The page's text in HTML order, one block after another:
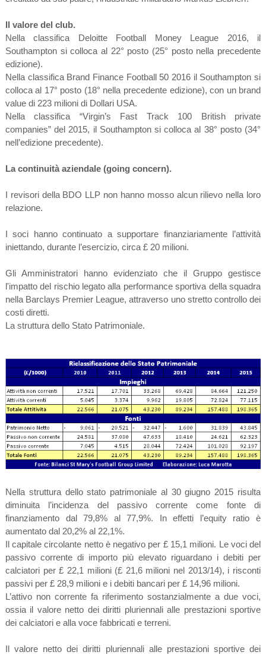
Il valore del club.
Nella classifica Deloitte Football Money League 2016, il
Southampton si colloca al 22° posto (25° posto nella precedente
edizione).
Nella classifica Brand Finance Football 50 2016 il Southampton si
colloca al 17° posto (18° nella precedente edizione), con un brand
value di 223 milioni di Dollari USA.
Nella classifica “Virgin’s Fast Track 100 British private
companies” del 2015, il Southampton si colloca al 38° posto (34°
nell’edizione precedente).
La continuità aziendale (going concern).
I revisori della BDO LLP non hanno mosso alcun rilievo nella loro
relazione.
I soci hanno continuato a supportare finanziariamente l’attività
iniettando, durante l’esercizio, circa £ 20 milioni.
Gli Amministratori hanno evidenziato che il Gruppo gestisce
l'impatto del rischio legato alla performance sportiva della squadra
nella Barclays Premier League, attraverso uno stretto controllo dei
costi diretti.
La struttura dello Stato Patrimoniale.
Nella struttura dello stato patrimoniale al 30 giugno 2015 risulta
diminuita l’incidenza del passivo corrente come fonte di
finanziamento dal 79,8% al 77,9%. In effetti l’equity ratio è
aumentato dal 20,2% al 22,1%.
Il capitale circolante netto è negativo per £ 15,1 milioni. Le voci del
passivo corrente di importo più elevato riguardano i debiti per
calciatori per £ 22,1 milioni (£ 21,6 milioni nel 2013/14), i risconti
passivi per £ 28,9 milioni e i debiti bancari per £ 14,96 milioni.
L’attivo non corrente fa riferimento sostanzialmente a due voci,
ossia il valore netto dei diritti pluriennali alle prestazioni sportive
dei calciatori e alla voce fabbricati e terreni.
Il valore netto dei diritti pluriennali alle prestazioni sportive dei